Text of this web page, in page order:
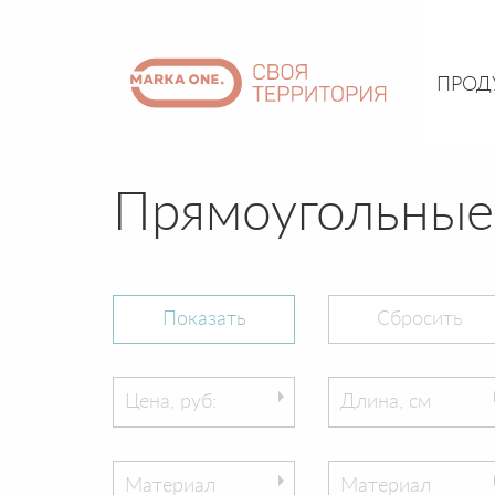
Цена, руб: Длина, см
Материал Материал